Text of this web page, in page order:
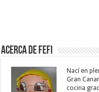
Acerca de Fefi
Nací en
Gran
cocina